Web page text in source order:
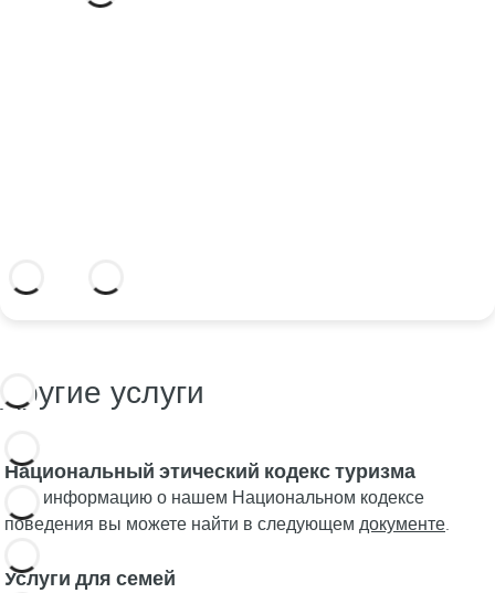
свою свадьбу в этом отеле
Другие услуги
Национальный этический кодекс туризма
Всю информацию о нашем Национальном кодексе
поведения вы можете найти в следующем документе
Услуги для семей